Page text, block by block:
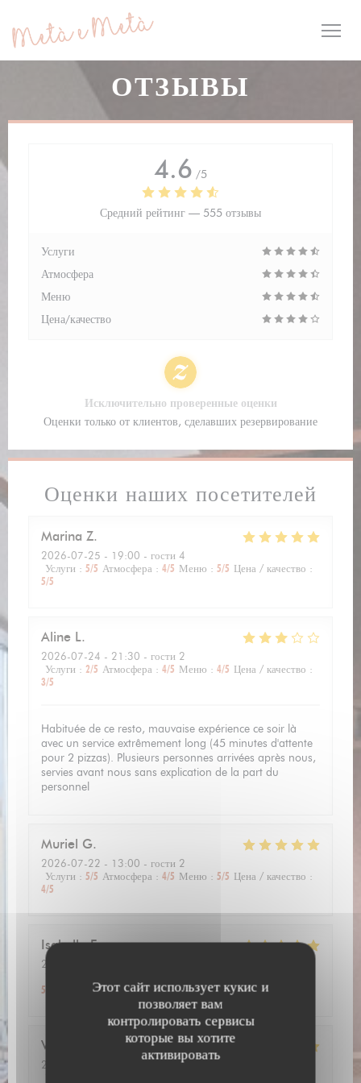
Этот сайт использует кукис и
позволяет вам
контролировать сервисы
которые вы хотите
активировать
ОТЗЫВЫ
Оценки наших посетителей
Marina Z
2026-07-25 - 19:00 - гости 4
Услуги : 5/5 Атмосфера : 4/5 Меню : 5/5 Цена / качество :
5/5
Aline L
2026-07-24 - 21:30 - гости 2
Услуги : 2/5 Атмосфера : 4/5 Меню : 4/5 Цена / качество :
3/5
Habituée de ce resto, mauvaise expérience ce soir là
avec un service extrêmement long (45 minutes d'attente
pour 2 pizzas). Plusieurs personnes arrivées après nous,
servies avant nous sans explication de la part du
personnel
Muriel G
2026-07-22 - 13:00 - гости 2
Услуги : 5/5 Атмосфера : 4/5 Меню : 5/5 Цена / качество :
4/5
Isabelle F
2026-07-11
5
Viviane
2026-07-10
- 12:30 - гости 2
4.6 /5
Средний рейтинг — 555 отзывы
Услуги
Атмосфера
Меню
Цена/качество
Исключительно проверенные оценки
Оценки только от клиентов, сделавших резервирование